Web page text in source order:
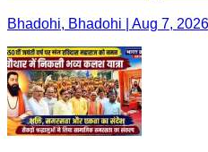
Bhadohi, Bhadohi | Aug 7, 2026